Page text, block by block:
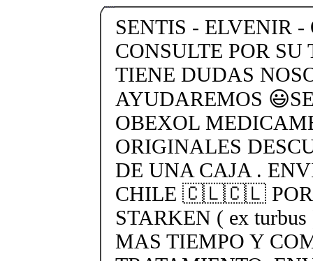
SENTIS - ELVENIR
CONSULTE POR
TIENE DUDAS
AYUDAREMOS
OBEXOL
ORIGINALES
DE UNA CAJA .
CHILE 🇨🇱🇨🇱 POR
STARKEN ( ex
MAS TIEMPO Y